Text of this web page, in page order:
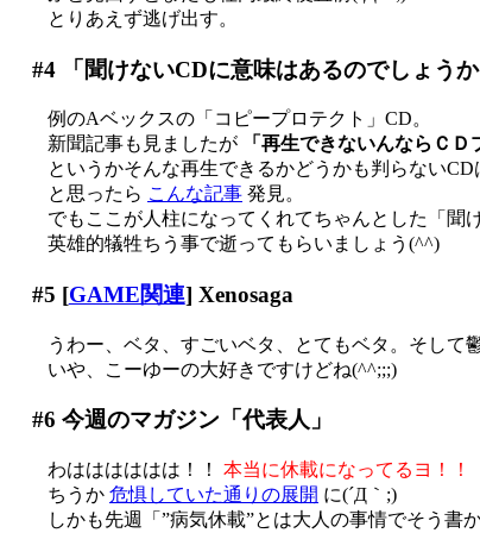
とりあえず逃げ出す。
#4「聞けないCDに意味はあるのでしょうか
例のAベックスの「コピープロテクト」CD。
新聞記事も見ましたが
「再生できないんならＣ
というかそんな再生できるかどうかも判らない
と思ったら こんな記事 発見。
でもここが人柱になってくれてちゃんとした「聞
英雄的犠牲ちう事で逝ってもらいましょう(^^)
#5 [GAME関連] Xenosaga
うわー、ベタ、すごいベタ、とてもベタ。そして
いや、こーゆーの大好きですけどね(^^;;;)
#6 今週のマガジン「代表人」
わはははははは！！ 本当に休載になってるヨ！！
ちうか 危惧していた通りの展開 に(´Д｀;)
しかも先週「”病気休載”とは大人の事情でそう